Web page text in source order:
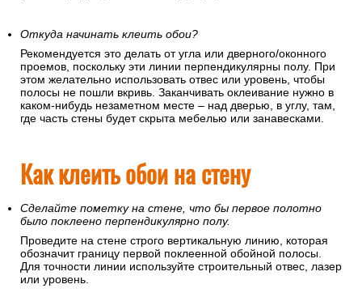
Откуда начинать клеить обои?
Рекомендуется это делать от угла или дверного/оконного
проемов, поскольку эти линии перпендикулярны полу. При
этом желательно использовать отвес или уровень, чтобы
полосы не пошли вкривь. Заканчивать оклеивание нужно в
каком-нибудь незаметном месте – над дверью, в углу, там,
где часть стены будет скрыта мебелью или занавесками.
Как клеить обои на стену
Сделайте пометку на стене, что бы первое полотно
было поклеено перпендикулярно полу.
Проведите на стене строго вертикальную линию, которая
обозначит границу первой поклеенной обойной полосы.
Для точности линии используйте строительный отвес, лазер
или уровень.